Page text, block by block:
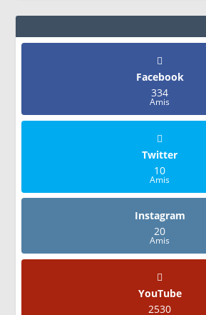
Facebook
334
Amis
Twitter
10
Amis
Instagram
20
Amis
YouTube
2530